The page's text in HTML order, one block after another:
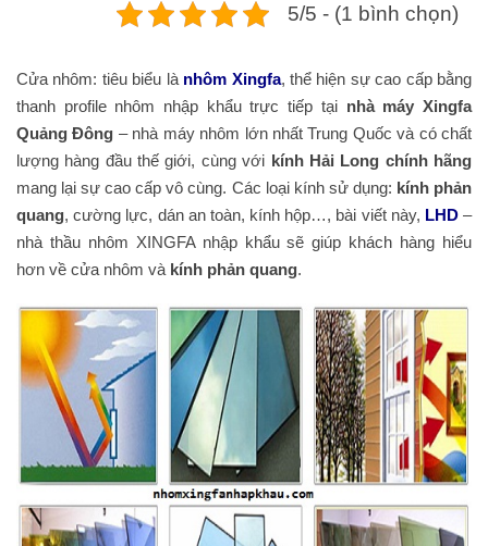
5/5 - (1 bình chọn)
Cửa nhôm: tiêu biểu là nhôm Xingfa, thể hiện sự cao cấp bằng
thanh profile nhôm nhập khẩu trực tiếp tại nhà máy Xingfa
Quảng Đông – nhà máy nhôm lớn nhất Trung Quốc và có chất
lượng hàng đầu thế giới, cùng với kính Hải Long chính hãng
mang lại sự cao cấp vô cùng. Các loại kính sử dụng: kính phản
quang, cường lực, dán an toàn, kính hộp…, bài viết này, LHD–
nhà thầu nhôm XINGFA nhập khẩu sẽ giúp khách hàng hiểu
hơn về cửa nhôm và kính phản quang.